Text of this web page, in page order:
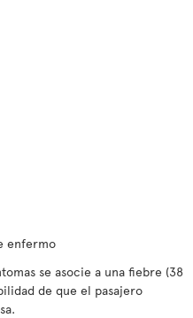
enfermo
se asocie a una fiebre (38
de que el pasajero